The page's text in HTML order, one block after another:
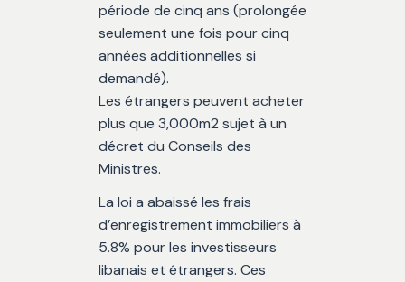
période de cinq ans (prolongée
seulement une fois pour cinq
années additionnelles si
demandé).
Les étrangers peuvent acheter
plus que 3,000m2 sujet à un
décret du Conseils des
Ministres.
La loi a abaissé les frais
d’enregistrement immobiliers à
5.8% pour les investisseurs
libanais et étrangers. Ces